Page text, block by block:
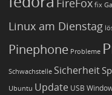
FireFox fix
Linux am Dienstag
Pinephone Probleme
Schwachstelle Sicherheit
Ubuntu Update USB